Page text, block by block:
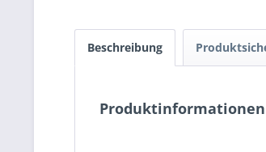
Beschreibung
Produktinformationen